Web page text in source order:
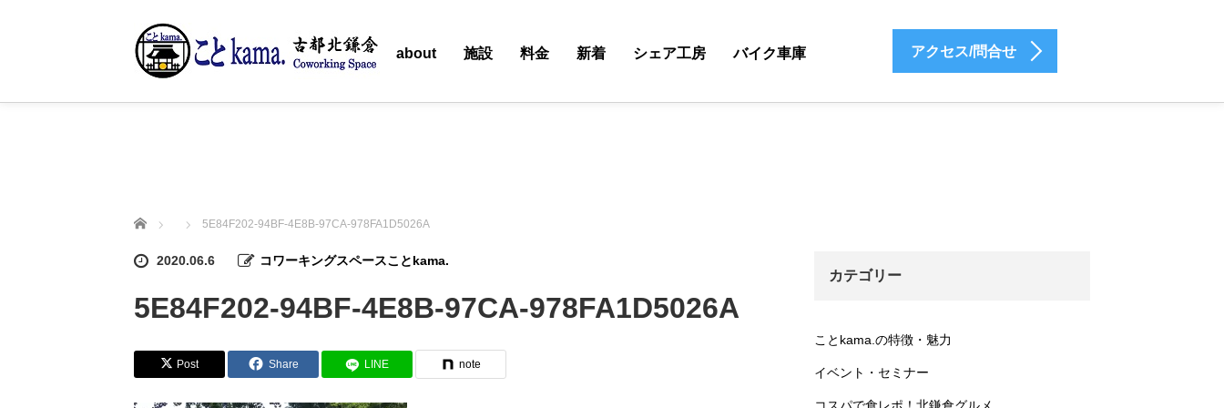
ホーム about 施設 料金 新着 シェア工房 バイク車庫 アクセス/問合せ
ホーム 5E84F202-94BF-4E8B-97CA-978FA1D5026A
2020.06.6 コワーキングスペースことkama.
5E84F202-94BF-4E8B-97CA-978FA1D5026A
Post Share LINE note
カテゴリー
ことkama.の特徴・魅力
イベント・セミナー